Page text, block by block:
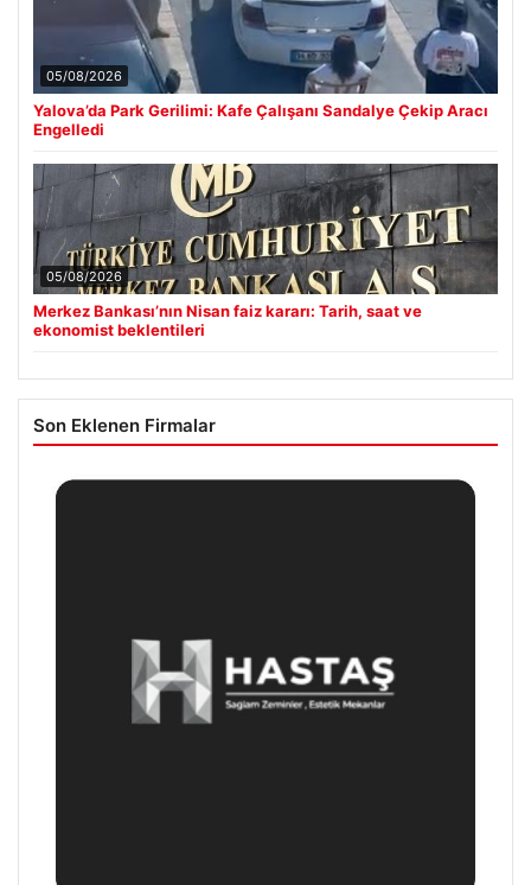
05/08/2026
Yalova’da Park Gerilimi: Kafe Çalışanı Sandalye Çekip Aracı
Engelledi
05/08/2026
Merkez Bankası’nın Nisan faiz kararı: Tarih, saat ve
ekonomist beklentileri
Son Eklenen Firmalar